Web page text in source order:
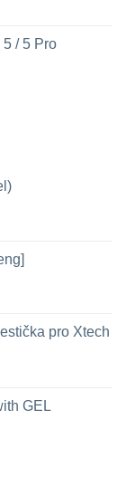
/ 5 Pro
pro Xtech
GEL